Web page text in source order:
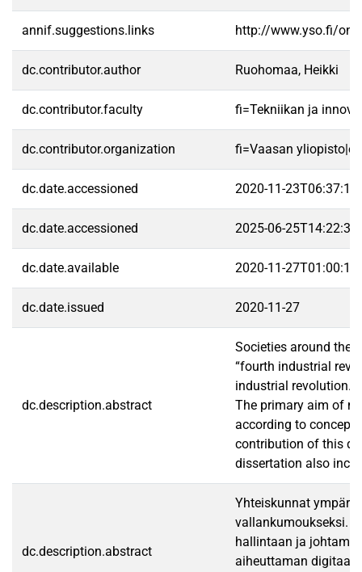
annif.suggestions.links http://www.yso.fi/
dc.contributor.author Ruohomaa, Heikki
dc.contributor.faculty fi=Tekniikan ja
dc.contributor.organization fi=Vaasan
dc.date.accessioned 2020-11-
dc.date.accessioned 2025-06-
dc.date.available 2020-11-
dc.date.issued 2020-11-27
dc.description.abstract
Societies around the
“fourth industrial
industrial revolution.
The primary aim of
according to
contribution of this
dissertation also
dc.description.abstract
Yhteiskunnat ympäri
vallankumoukseksi.
hallintaan ja
aiheuttaman